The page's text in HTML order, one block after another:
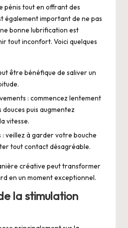
pénis tout en offrant des
également important de ne pas
bonne lubrification est
tout inconfort. Voici quelques
être bénéfique de saliver un
: commencez lentement
douces puis augmentez
vitesse.
: veillez à garder votre bouche
tout contact désagréable.
créative peut transformer
en un moment exceptionnel.
la stimulation